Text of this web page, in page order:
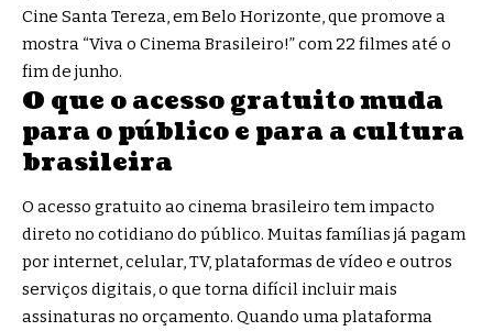
Cine Santa Tereza, em Belo Horizonte, que promove a
mostra “Viva o Cinema Brasileiro!” com 22 filmes até o
fim de junho.
O que o acesso gratuito muda
para o público e para a cultura
brasileira
O acesso gratuito ao cinema brasileiro tem impacto
direto no cotidiano do público. Muitas famílias já pagam
por internet, celular, TV, plataformas de vídeo e outros
serviços digitais, o que torna difícil incluir mais
assinaturas no orçamento. Quando uma plataforma